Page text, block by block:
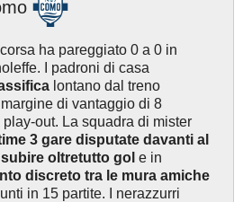
ha pareggiato 0 a 0 in
I padroni di casa
lontano dal treno
di vantaggio di 8
out. La squadra di mister
3 gare disputate davanti al
oltretutto gol e in
discreto tra le mura amiche
in 15 partite. I nerazzurri